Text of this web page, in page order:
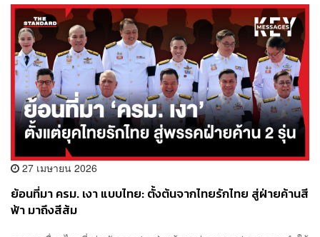
27 เมษายน 2026
ย้อนที่มา ครม. เงา แบบไทย: ตั้งต้นจากไทยรักไทย สู่ฝ่ายค้านสี
ฟ้า มาถึงสีส้ม